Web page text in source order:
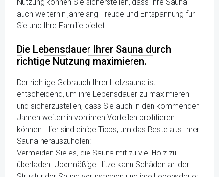
Nutzung können Sie sicherstellen, dass Ihre Sauna
auch weiterhin jahrelang Freude und Entspannung für
Sie und Ihre Familie bietet.
Die Lebensdauer Ihrer Sauna durch
richtige Nutzung maximieren.
Der richtige Gebrauch Ihrer Holzsauna ist
entscheidend, um ihre Lebensdauer zu maximieren
und sicherzustellen, dass Sie auch in den kommenden
Jahren weiterhin von ihren Vorteilen profitieren
können. Hier sind einige Tipps, um das Beste aus Ihrer
Sauna herauszuholen:
Vermeiden Sie es, die Sauna mit zu viel Holz zu
überladen. Übermäßige Hitze kann Schäden an der